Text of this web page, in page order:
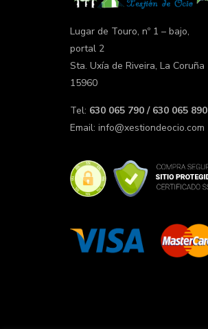
Lugar de Touro, nº 1 – bajo,
portal 2
Sta. Uxía de Riveira, La Coruña
15960
Tel: 630 065 790 / 630 065 890
Email: info@xestiondeocio.com